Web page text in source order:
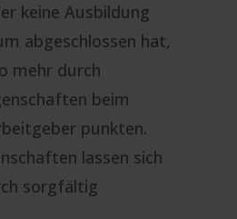
keine Ausbildung
abgeschlossen hat,
mehr durch
beim
punkten.
lassen sich
sorgfältig